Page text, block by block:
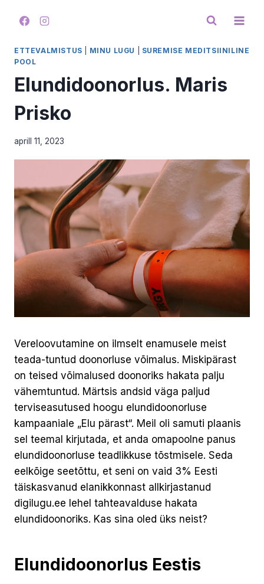
ETTEVALMISTUS MINU LUGU
SUREMISE MEDITSIINILINE
POOL
Elundidoonorlus. Maris
Prisko
aprill 11, 2023
Vereloovutamine on ilmselt enamusele meist
teada-tuntud doonorluse võimalus. Miskipärast
on teised võimalused doonoriks hakata palju
vähemtuntud. Märtsis andsid väga paljud
terviseasutused hoogu elundidoonorluse
kampaaniale „Elu pärast“. Meil oli samuti plaanis
sel teemal kirjutada, et anda omapoolne panus
elundidoonorluse teadlikkuse tõstmisele. Seda
eelkõige seetõttu, et seni on vaid 3% Eesti
täiskasvanud elanikkonnast allkirjastanud
digilugu.ee lehel tahteavalduse hakata
elundidoonoriks. Kas sina oled üks neist?
Elundidoonorlus Eestis